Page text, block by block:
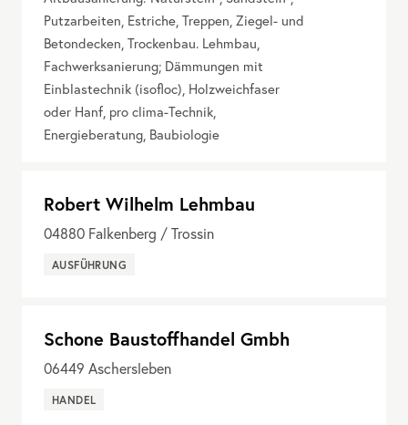
Putzarbeiten, Estriche, Treppen, Ziegel- und
Betondecken, Trockenbau. Lehmbau,
Fachwerksanierung; Dämmungen mit
Einblastechnik (isofloc), Holzweichfaser
oder Hanf, pro clima-Technik,
Energieberatung, Baubiologie
Robert Wilhelm Lehmbau
04880 Falkenberg / Trossin
AUSFÜHRUNG
Schone Baustoffhandel Gmbh
06449 Aschersleben
HANDEL